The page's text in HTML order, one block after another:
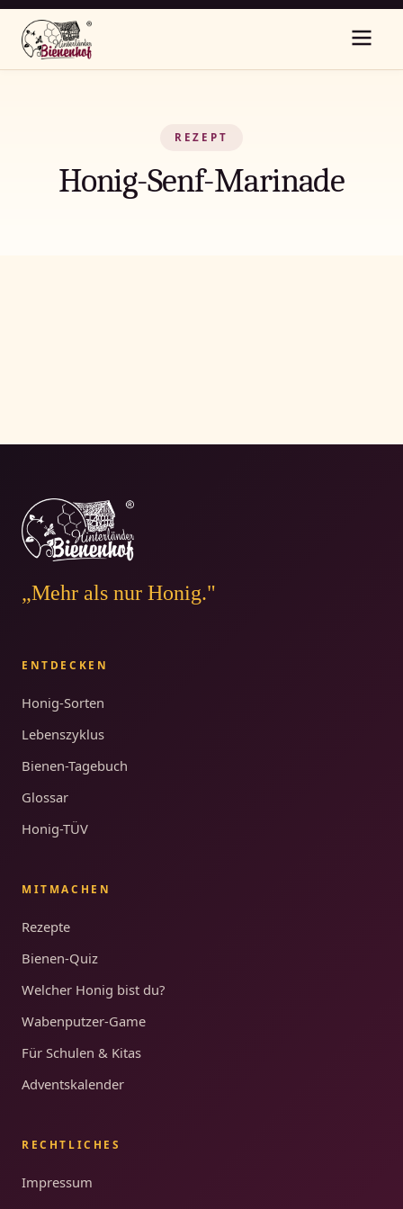
REZEPT
Honig-Senf-Marinade
„Mehr als nur Honig."
ENTDECKEN
Honig-Sorten
Lebenszyklus
Bienen-Tagebuch
Glossar
Honig-TÜV
MITMACHEN
Rezepte
Bienen-Quiz
Welcher Honig bist du?
Wabenputzer-Game
Für Schulen & Kitas
Adventskalender
RECHTLICHES
Impressum